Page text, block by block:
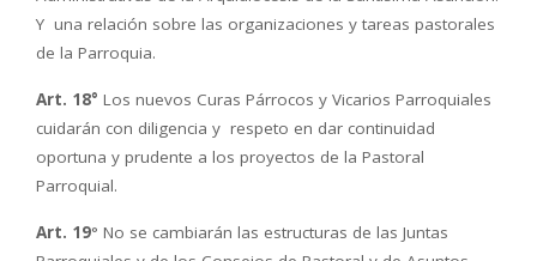
Y una relación sobre las organizaciones y tareas pastorales
de la Parroquia.
Art. 18° Los nuevos Curas Párrocos y Vicarios Parroquiales
cuidarán con diligencia y respeto en dar continuidad
oportuna y prudente a los proyectos de la Pastoral
Parroquial.
Art. 19° No se cambiarán las estructuras de las Juntas